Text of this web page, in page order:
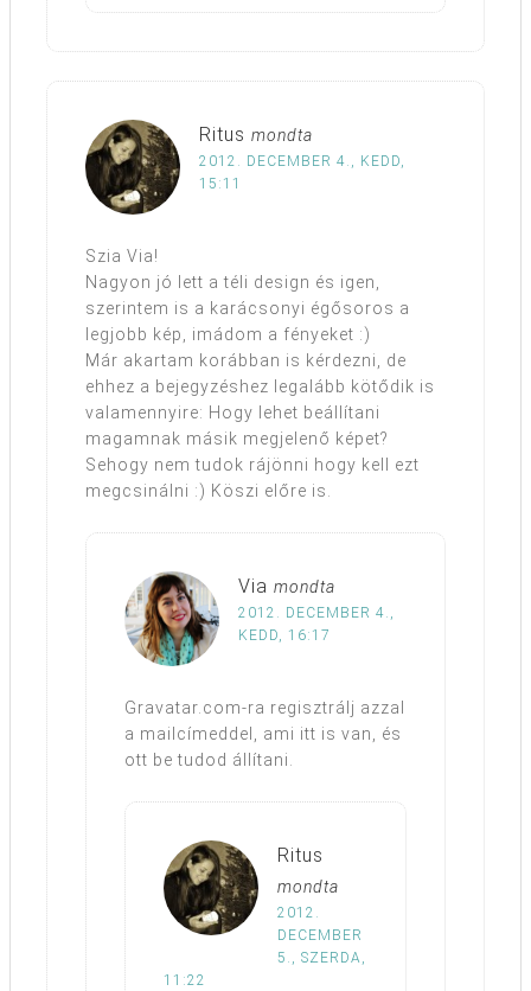
Ritus mondta
2012. DECEMBER 4., KEDD,
15:11
Szia Via!
Nagyon jó lett a téli design és igen,
szerintem is a karácsonyi égősoros a
legjobb kép, imádom a fényeket :)
Már akartam korábban is kérdezni, de
ehhez a bejegyzéshez legalább kötődik is
valamennyire: Hogy lehet beállítani
magamnak másik megjelenő képet?
Sehogy nem tudok rájönni hogy kell ezt
megcsinálni :) Köszi előre is.
Via mondta
2012. DECEMBER 4.,
KEDD, 16:17
Gravatar.com-ra regisztrálj azzal
a mailcímeddel, ami itt is van, és
ott be tudod állítani.
Ritus
mondta
2012.
DECEMBER
5., SZERDA,
11:22